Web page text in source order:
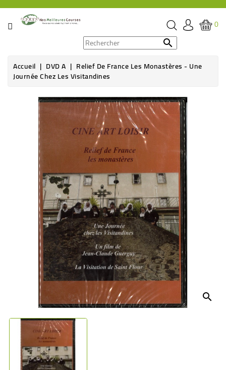
CATÉGORIE
ÉPICERIE
BOISSON
HYGIÈNE
CULTUREL
0

Accueil DVD A Relief De France Les Monastères - Une
Journée Chez Les Visitandines
search